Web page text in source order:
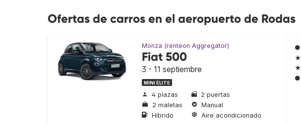
Ofertas de carros en el aeropuerto de Rodas
Monza (renteon Aggregator)
Fiat 500
3 - 11 septiembre
MINI ÉLITE
4 plazas
2 puertas
2 maletas
Manual
Híbrido
Aire acondicionado
●
★
★
●